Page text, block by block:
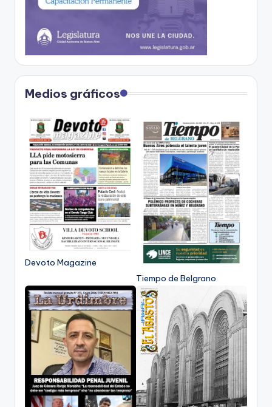
Medios gráficos
Devoto Magazine
Tiempo de Belgrano